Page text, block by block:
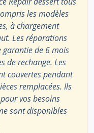
les modèles
à chargement
Les réparations
garantie de 6 mois
de rechange. Les
couvertes pendant
remplacées. Ils
vos besoins
sont disponibles